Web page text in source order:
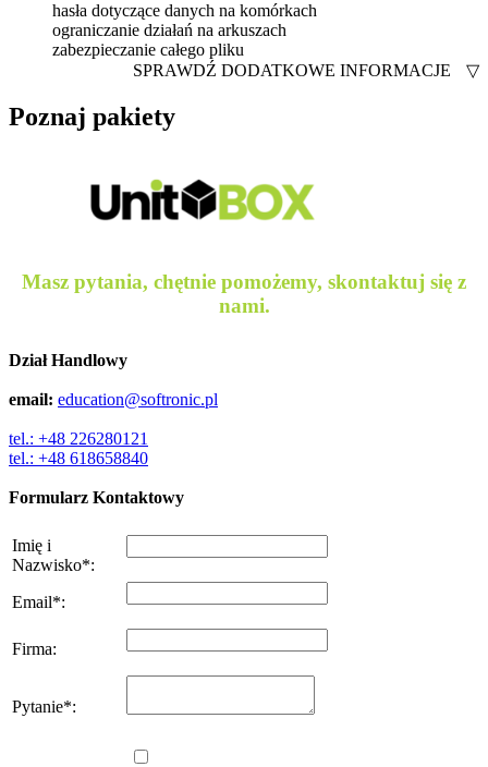
hasła dotyczące danych na komórkach
ograniczanie działań na arkuszach
zabezpieczanie całego pliku
SPRAWDŹ DODATKOWE INFORMACJE
▽
Poznaj pakiety
Masz pytania, chętnie pomożemy, skontaktuj się z
nami.
Dział Handlowy
email: education@softronic.pl
tel.: +48 226280121
tel.: +48 618658840
Formularz Kontaktowy
Imię i
Nazwisko*:
Email*:
Firma:
Pytanie*: